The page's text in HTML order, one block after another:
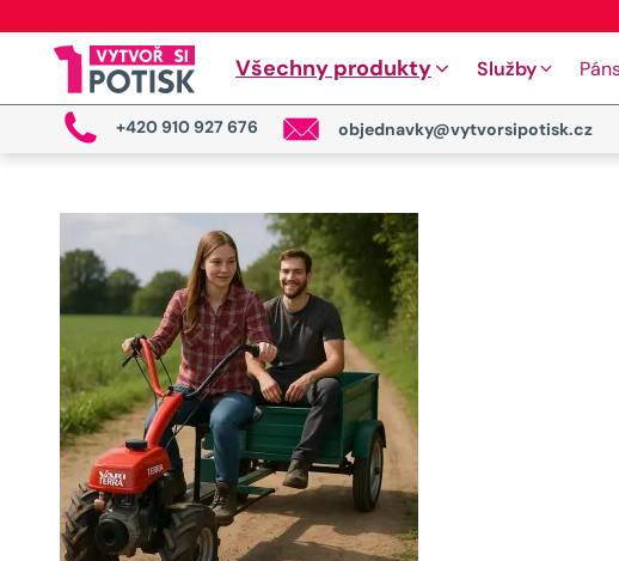
Všechny produkty Služby
+420 910 927 676 objednavky@vytvorsipotisk.cz